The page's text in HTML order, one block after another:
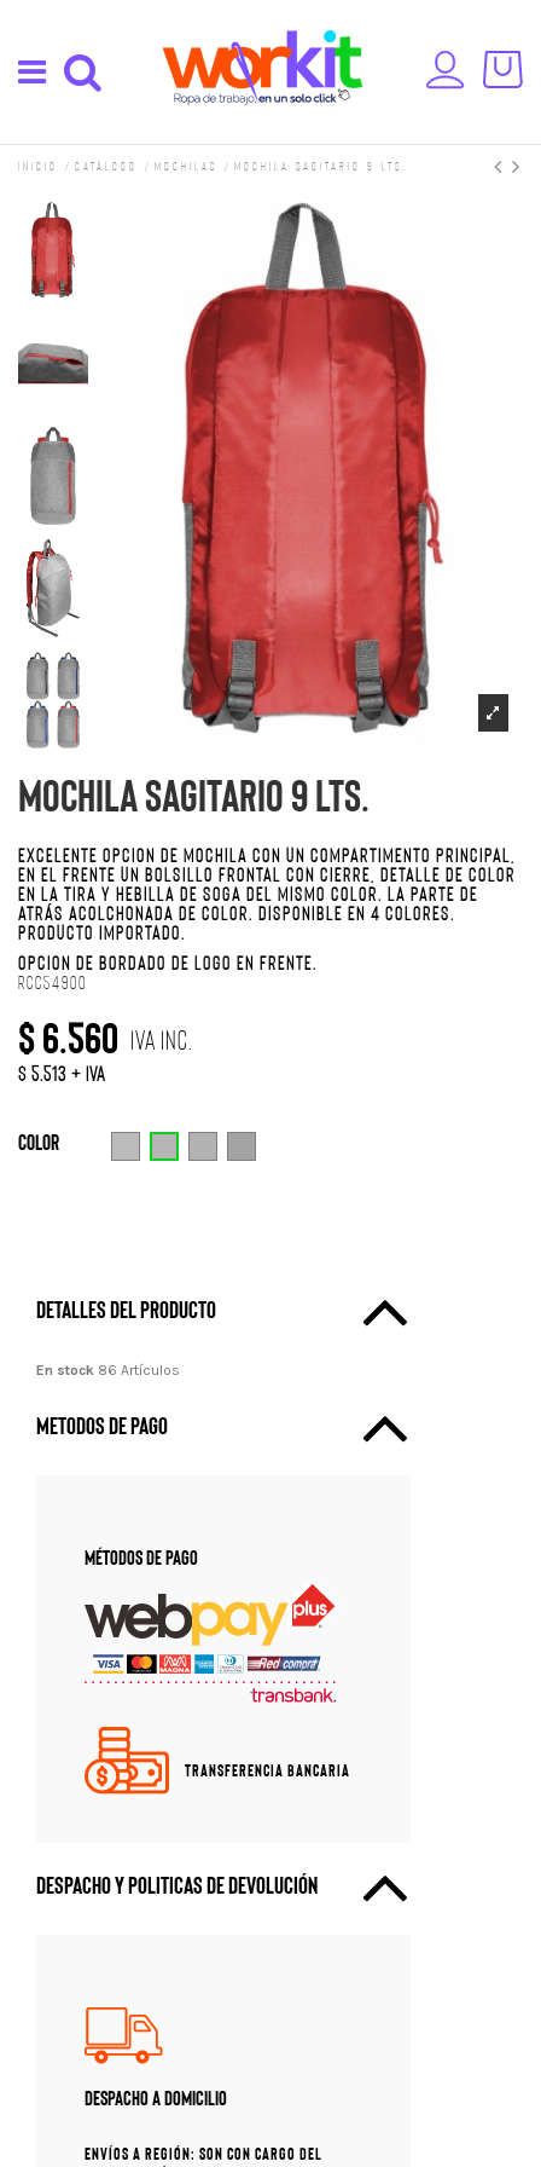
Inicio Catálogo Mochilas Mochila Sagitario 9 Lts.
Mochila Sagitario 9 Lts.
EXCELENTE OPCIÓN DE MOCHILA CON UN COMPARTIMENTO PRINCIPAL,
EN EL FRENTE UN BOLSILLO FRONTAL CON CIERRE, DETALLE DE COLOR
EN LA TIRA Y HEBILLA DE SOGA DEL MISMO COLOR. LA PARTE DE
ATRÁS ACOLCHONADA DE COLOR. DISPONIBLE EN 4 COLORES.
PRODUCTO IMPORTADO.
OPCIÓN DE BORDADO DE LOGO EN FRENTE.
RCC54900
$ 6.560 IVA Inc.
$ 5.513 + IVA
Color
Detalles del producto
En stock 86 Artículos
metodos de pago
Métodos de pago
Transferencia bancaria
Despacho y politicas de devolución
Despacho a domicilio
Envíos a región: son con cargo del